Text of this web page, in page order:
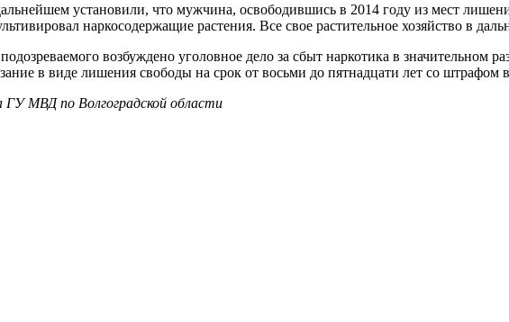
установили, что мужчина, освободившись в 2014 году из мест
наркосодержащие растения. Все свое растительное хозяйство в
возбуждено уголовное дело за сбыт наркотика в значительном
в виде лишения свободы на срок от восьми до пятнадцати лет со штрафом
МВД по Волгоградской области